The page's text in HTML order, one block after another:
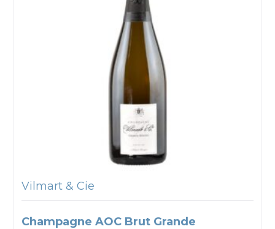
Vilmart & Cie
Champagne AOC Brut Grande